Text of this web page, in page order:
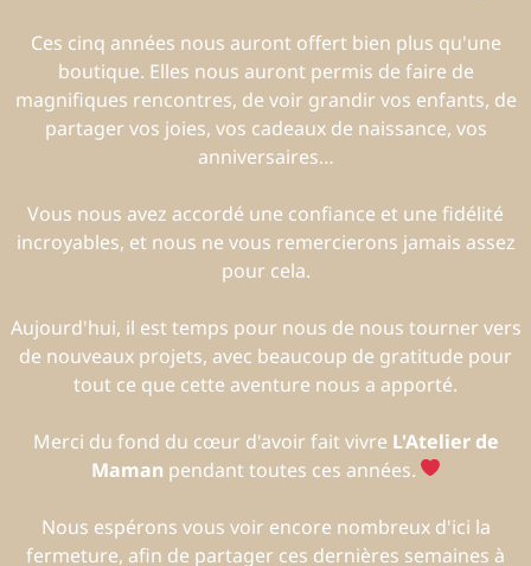
Ces cinq années nous auront offert bien plus qu'une
boutique. Elles nous auront permis de faire de
magnifiques rencontres, de voir grandir vos enfants, de
partager vos joies, vos cadeaux de naissance, vos
anniversaires…
Vous nous avez accordé une confiance et une fidélité
incroyables, et nous ne vous remercierons jamais assez
pour cela.
Aujourd'hui, il est temps pour nous de nous tourner vers
de nouveaux projets, avec beaucoup de gratitude pour
tout ce que cette aventure nous a apporté.
Merci du fond du cœur d'avoir fait vivre L'Atelier de
Maman pendant toutes ces années.
Nous espérons vous voir encore nombreux d'ici la
fermeture, afin de partager ces dernières semaines à